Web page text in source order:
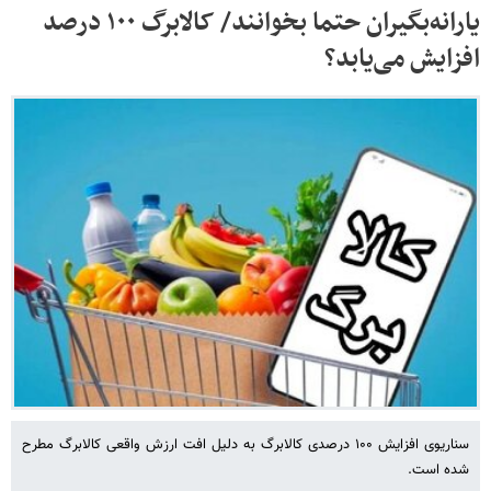
یارانه‌بگیران حتما بخوانند/ کالابرگ ۱۰۰ درصد
افزایش می‌یابد؟
سناریوی افزایش ۱۰۰ درصدی کالابرگ به دلیل افت ارزش واقعی کالابرگ مطرح
شده است.